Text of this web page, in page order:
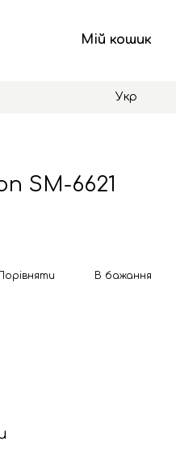
Мій кошик
Укр
SM-6621
Порівняти В бажання